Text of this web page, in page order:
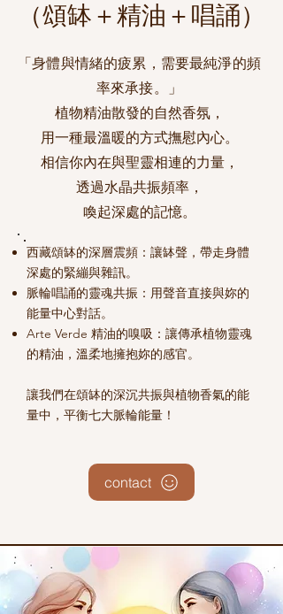
（頌缽＋精油＋唱誦）
「身體與情緒的疲累，需要最純淨的頻
率來承接。」
植物精油散發的自然香氛，
用一種最溫暖的方式撫慰內心。
相信你內在與聖靈相連的力量，
透過水晶共振頻率，
喚起深處的記憶。​
西藏頌缽的深層震頻：讓缽聲，帶走身體
深處的緊繃與雜訊。
脈輪唱誦的靈魂共振：用聲音直接與妳的
能量中心對話。
Arte Verde 精油的嗅吸：讓傳承植物靈魂
的精油，溫柔地擁抱妳的感官。
讓我們在頌缽的深沉共振與植物香氣的能
量中，平衡七大脈輪能量！
contact